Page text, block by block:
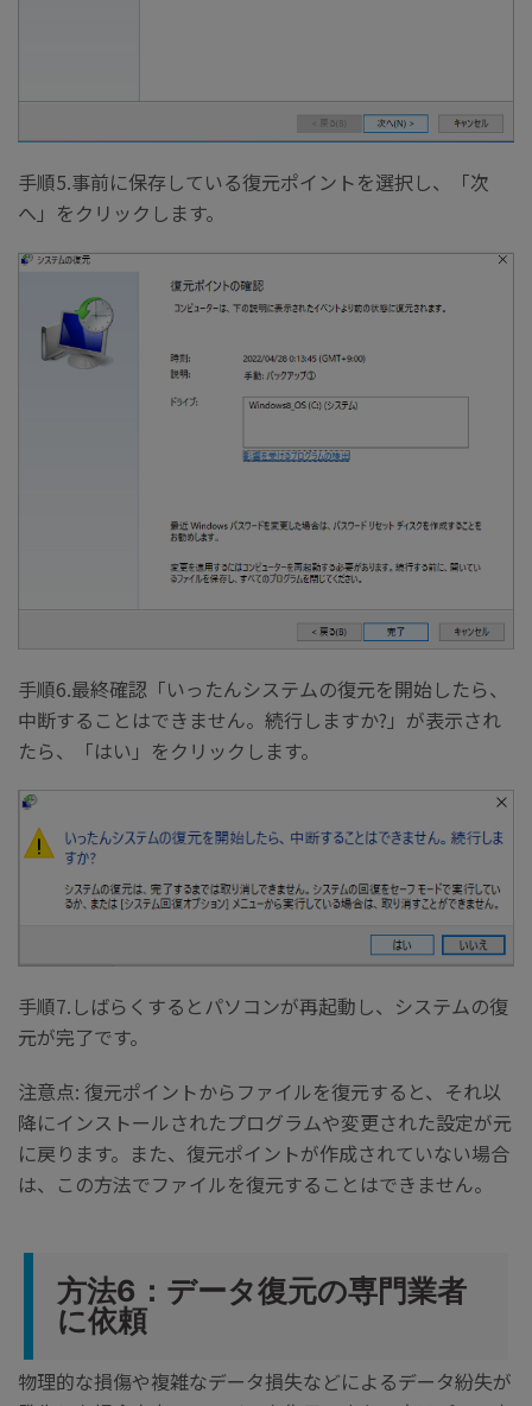
手順5.事前に保存している復元ポイントを選択し、「次
へ」をクリックします。
手順6.最終確認「いったんシステムの復元を開始したら、
中断することはできません。続行しますか?」が表示され
たら、「はい」をクリックします。
手順7.しばらくするとパソコンが再起動し、システムの復
元が完了です。
注意点: 復元ポイントからファイルを復元すると、それ以
降にインストールされたプログラムや変更された設定が元
に戻ります。また、復元ポイントが作成されていない場合
は、この方法でファイルを復元することはできません。
方法6：データ復元の専門業者
に依頼
物理的な損傷や複雑なデータ損失などによるデータ紛失が